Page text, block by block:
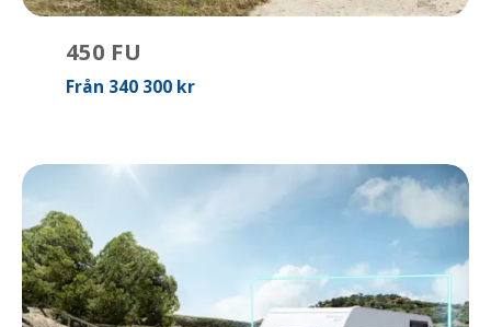
450 FU
Från 340 300 kr